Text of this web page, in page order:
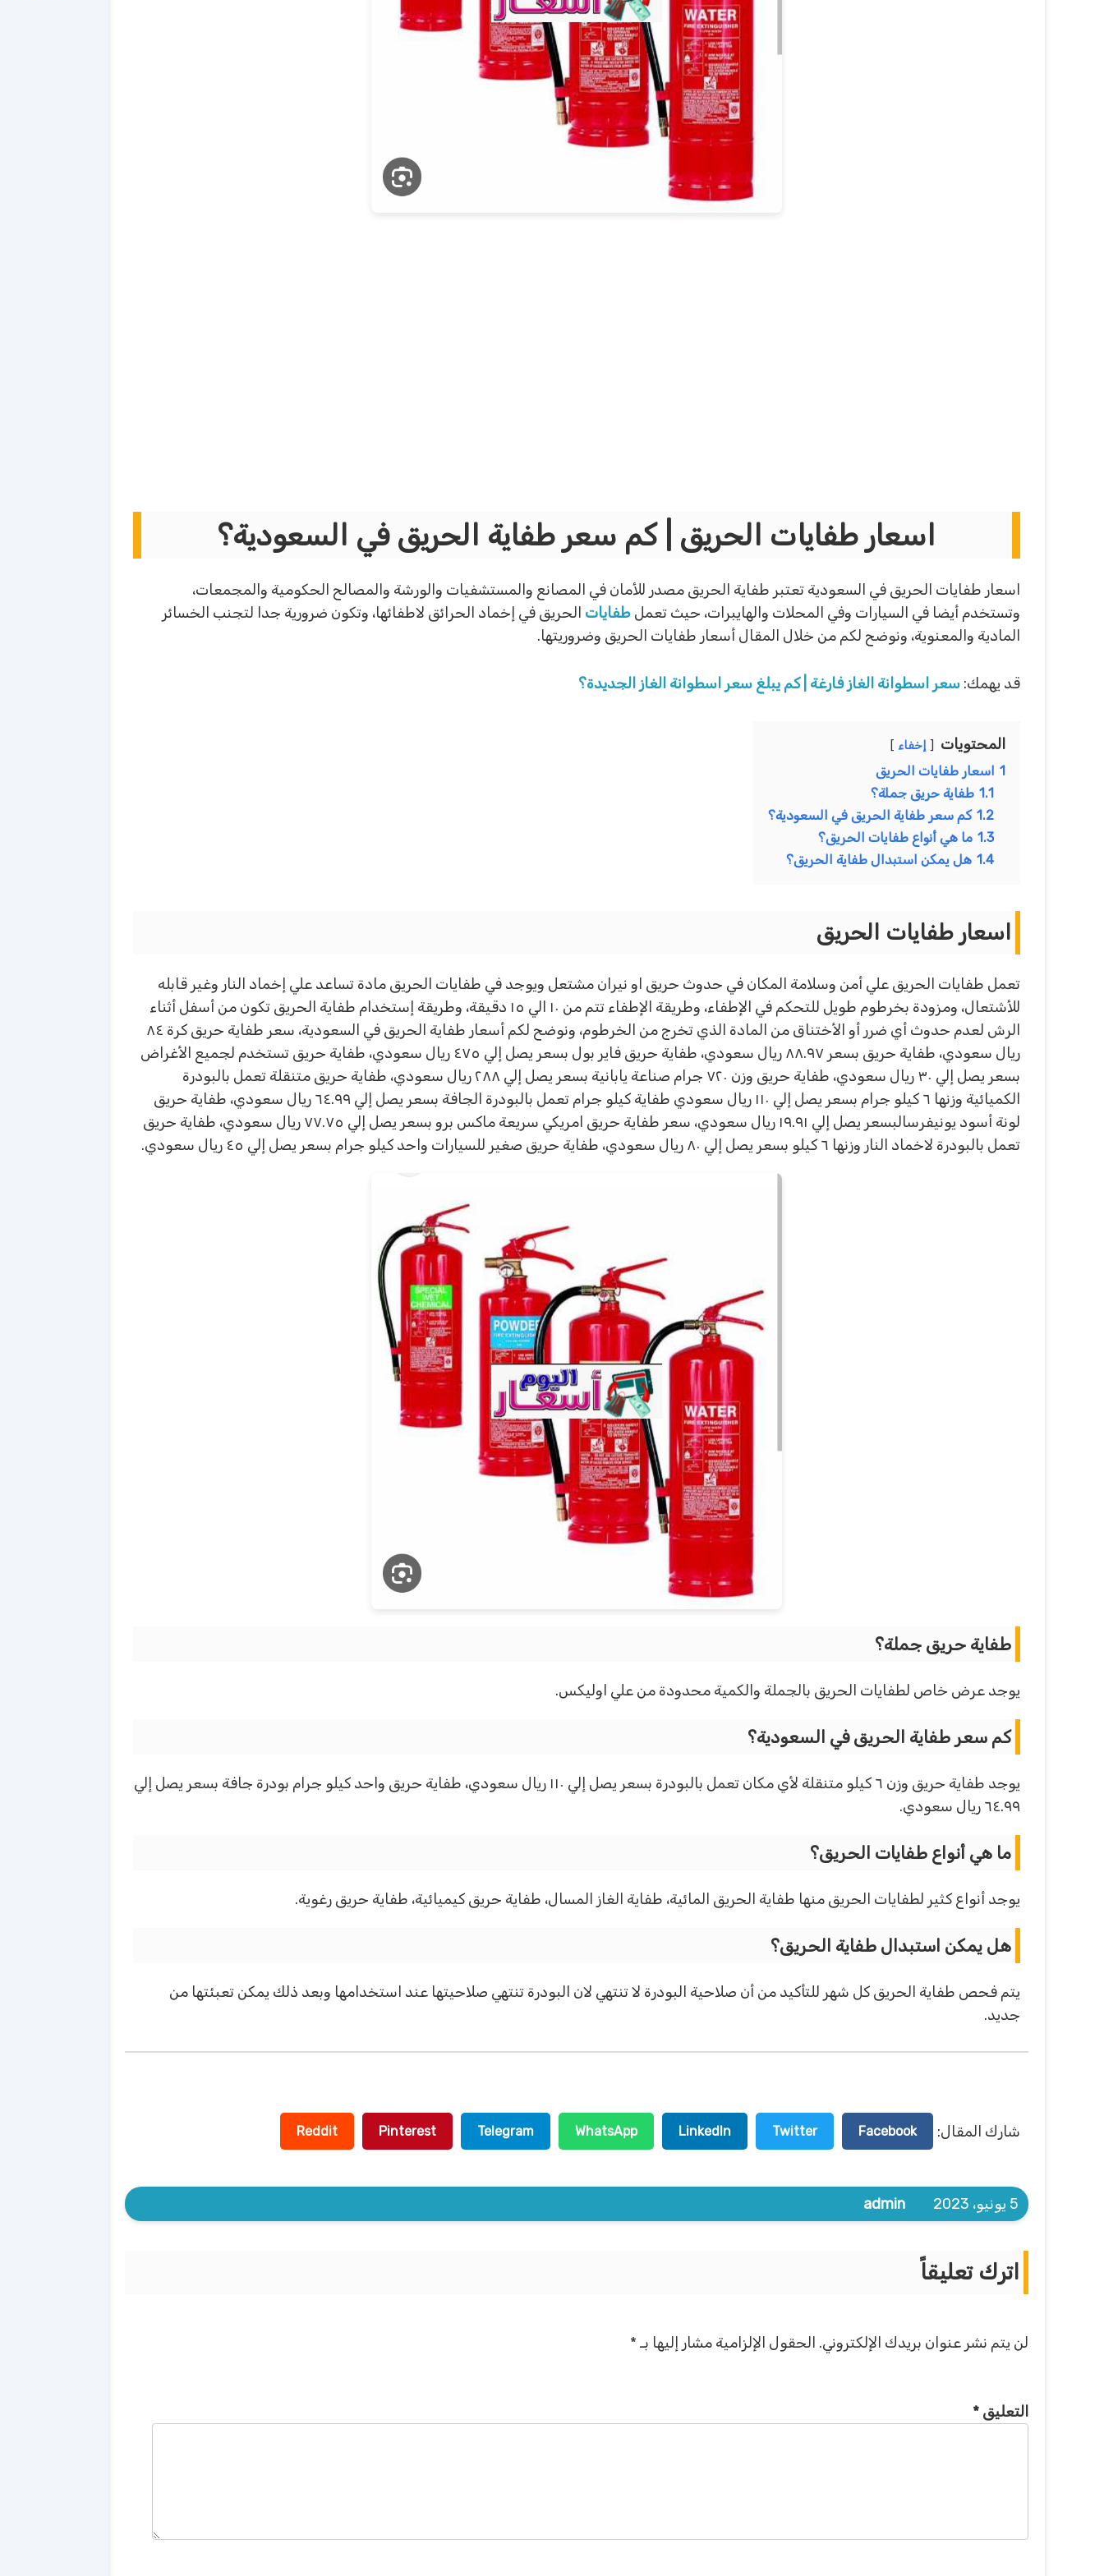
اسعار طفايات الحريق | كم سعر طفاية الحريق في السعودية؟
اسعار طفايات الحريق في السعودية تعتبر طفاية الحريق مصدر للأمان في المصانع والمستشفيات والورشة والمصالح الحكومية والمجمعات،
وتستخدم أيضا في السيارات وفي المحلات والهايبرات، حيث تعمل طفايات الحريق في إخماد الحرائق لاطفائها، وتكون ضرورية جدا لتجنب الخسائر
المادية والمعنوية، ونوضح لكم من خلال المقال أسعار طفايات الحريق وضروريتها.
قد يهمك: سعر اسطوانة الغاز فارغة | كم يبلغ سعر اسطوانة الغاز الجديدة؟
المحتويات إخفاء
1 اسعار طفايات الحريق
1.1 طفاية حريق جملة؟
1.2 كم سعر طفاية الحريق في السعودية؟
1.3 ما هي أنواع طفايات الحريق؟
1.4 هل يمكن استبدال طفاية الحريق؟
اسعار طفايات الحريق
تعمل طفايات الحريق علي أمن وسلامة المكان في حدوث حريق او نيران مشتعل ويوجد في طفايات الحريق مادة تساعد علي إخماد النار وغير قابله
للأشتعال، ومزودة بخرطوم طويل للتحكم في الإطفاء، وطريقة الإطفاء تتم من ١٠ الي ١٥ دقيقة، وطريقة إستخدام طفاية الحريق تكون من أسفل أثناء
الرش لعدم حدوث أي ضرر أو الأختناق من المادة الذي تخرج من الخرطوم، ونوضح لكم أسعار طفاية الحريق في السعودية، سعر طفاية حريق كرة ٨٤
ريال سعودي، طفاية حريق بسعر ٨٨.٩٧ ريال سعودي، طفاية حريق فاير بول بسعر يصل إلي ٤٧٥ ريال سعودي، طفاية حريق تستخدم لجميع الأغراض
بسعر يصل إلي ٣٠ ريال سعودي، طفاية حريق وزن ٧٢٠ جرام صناعة يابانية بسعر يصل إلي ٢٨٨ ريال سعودي، طفاية حريق متنقلة تعمل بالبودرة
الكميائية وزنها ٦ كيلو جرام بسعر يصل إلي ١١٠ ريال سعودي طفاية كيلو جرام تعمل بالبودرة الجافة بسعر يصل إلي ٦٤.٩٩ ريال سعودي، طفاية حريق
لونة أسود يونيفرسالبسعر يصل إلي ١٩.٩١ ريال سعودي، سعر طفاية حريق امريكي سريعة ماكس برو بسعر يصل إلي ٧٧.٧٥ ريال سعودي، طفاية حريق
تعمل بالبودرة لاخماد النار وزنها ٦ كيلو بسعر يصل إلي ٨٠ ريال سعودي، طفاية حريق صغير للسيارات واحد كيلو جرام بسعر يصل إلي ٤٥ ريال سعودي.
طفاية حريق جملة؟
يوجد عرض خاص لطفايات الحريق بالجملة والكمية محدودة من علي اوليكس.
كم سعر طفاية الحريق في السعودية؟
يوجد طفاية حريق وزن ٦ كيلو متنقلة لأي مكان تعمل بالبودرة بسعر يصل إلي ١١٠ ريال سعودي، طفاية حريق واحد كيلو جرام بودرة جافة بسعر يصل إلي
٦٤.٩٩ ريال سعودي.
ما هي أنواع طفايات الحريق؟
يوجد أنواع كثير لطفايات الحريق منها طفاية الحريق المائية، طفاية الغاز المسال، طفاية حريق كيميائية، طفاية حريق رغوية.
هل يمكن استبدال طفاية الحريق؟
يتم فحص طفاية الحريق كل شهر للتأكيد من أن صلاحية البودرة لا تنتهي لان البودرة تنتهي صلاحيتها عند استخدامها وبعد ذلك يمكن تعبئتها من
جديد.
شارك المقال: Facebook
Twitter
LinkedIn
WhatsApp
Telegram
Pinterest
Reddit
5 يونيو، 2023 admin
اترك تعليقاً
لن يتم نشر عنوان بريدك الإلكتروني. الحقول الإلزامية مشار إليها بـ *
التعليق *